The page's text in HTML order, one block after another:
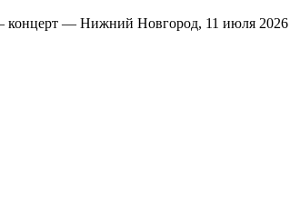
концерт — Нижний Новгород, 11 июля 2026